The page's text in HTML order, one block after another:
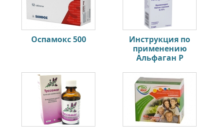
Оспамокс 500
Инструкция по
применению
Альфаган Р